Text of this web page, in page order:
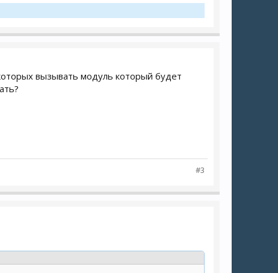
вызывать модуль который будет
#3